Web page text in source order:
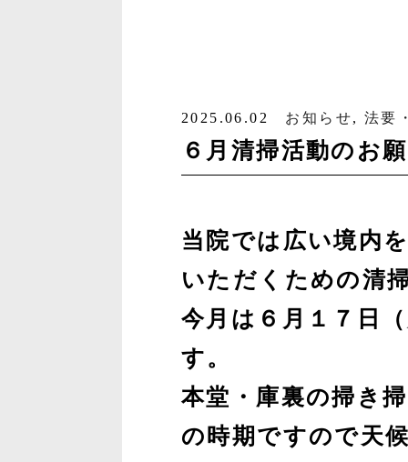
2025.06.02 お知らせ, 法要
６月清掃活動のお
当院では広い境内
いただくための清
今月は６月１７日
す。
本堂・庫裏の掃き
の時期ですので天